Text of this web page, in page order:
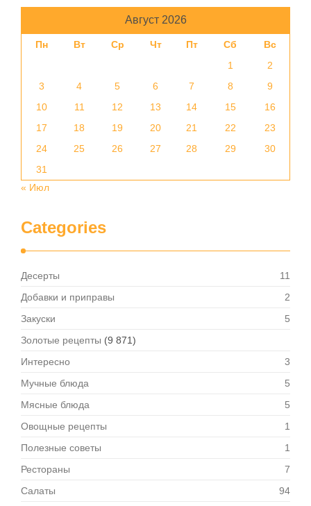
Август 2026
Пн Вт Ср Чт Пт Сб
Вс
1
2
3
4 5 6 7 8
9
10
11 12 13 14 15
16
17
18 19 20 21 22
23
24
25 26 27 28 29
30
31
« Июл
Categories
Десерты
11
Добавки и приправы
2
Закуски
5
Золотые рецепты (9 871)
Интересно
3
Мучные блюда
5
Мясные блюда
5
Овощные рецепты
1
Полезные советы
1
Рестораны
7
Салаты
94